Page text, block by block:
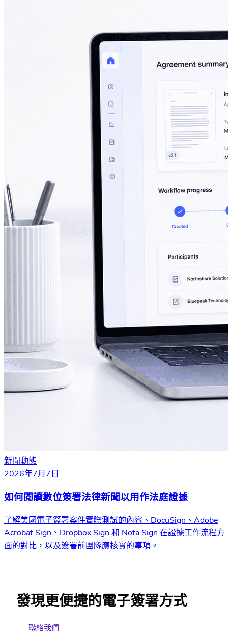
新聞動態
2026年7月7日
如何閱讀數位簽署法律新聞以用作法庭證據
了解美國電子簽署案件實際測試的內容、DocuSign、Adobe
Acrobat Sign、Dropbox Sign 和 Nota Sign 在證據工作流程方
面的對比，以及簽署前團隊應核實的事項。
發現更便捷的電子簽署方式
聯絡我們